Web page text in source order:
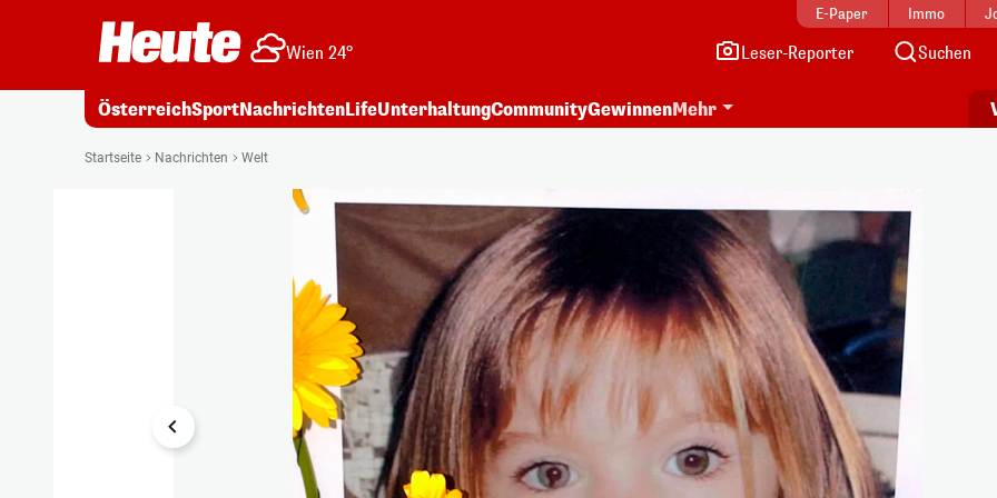
E-Paper Immo
Wien 24° Leser-Reporter Suchen
ÖsterreichSportNachrichtenLifeUnterhaltungCommunityGewinnenMehr
Startseite Nachrichten Welt
1/8